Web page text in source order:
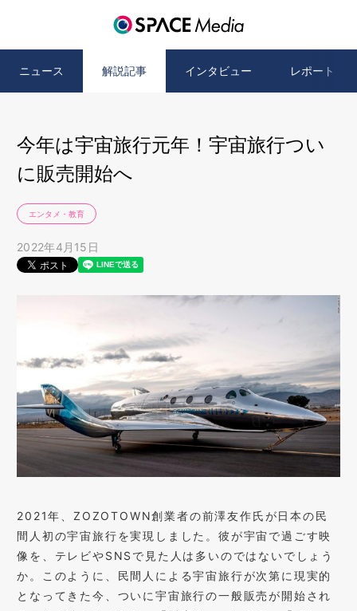
ニュース 解説記事 インタビュー レポート
今年は宇宙旅行元年！宇宙旅行つい
に販売開始へ
エンタメ・教育
2022年4月15日
2021年、ZOZOTOWN創業者の前澤友作氏が日本の民
間人初の宇宙旅行を実現しました。彼が宇宙で過ごす映
像を、テレビやSNSで見た人は多いのではないでしょう
か。このように、民間人による宇宙旅行が次第に現実的
となってきた今、ついに宇宙旅行の一般販売が開始され